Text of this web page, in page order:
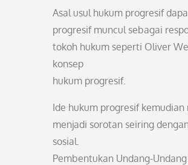
Asal usul hukum progresif
progresif muncul sebagai
tokoh hukum seperti Oliver
konsep
hukum progresif.
Ide hukum progresif
menjadi sorotan seiring
sosial.
Pembentukan Undang-